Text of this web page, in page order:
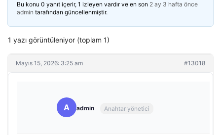
Bu konu 0 yanıt içerir, 1 izleyen vardır ve en son 2 ay 3 hafta önce
admin tarafından güncellenmiştir.
1 yazı görüntüleniyor (toplam 1)
Mayıs 15, 2026: 3:25 am #13018
A admin Anahtar yönetici